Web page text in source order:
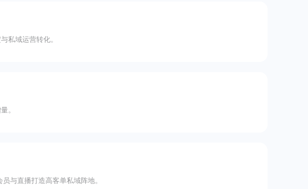
私域运营转化。
。
与直播打造高客单私域阵地。